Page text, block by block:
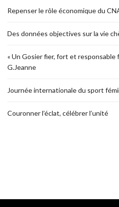
Repenser le rôle économique du
Des données objectives sur la vie
« Un Gosier fier, fort et responsable
G.Jeanne
Journée internationale du sport
Couronner l’éclat, célébrer l’unité